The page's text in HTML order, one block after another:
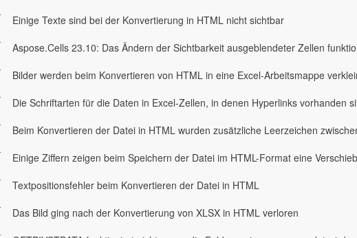
Einige Texte sind bei der Konvertierung in HTML nicht sichtbar
Aspose.Cells 23.10: Das Ändern der Sichtbarkeit ausgeblendeter Zellen
Bilder werden beim Konvertieren von HTML in eine Excel-Arbeitsmappe
Die Schriftarten für die Daten in Excel-Zellen, in denen Hyperlinks vorhanden
Beim Konvertieren der Datei in HTML wurden zusätzliche Leerzeichen
Einige Ziffern zeigen beim Speichern der Datei im HTML-Format eine
Textpositionsfehler beim Konvertieren der Datei in HTML
Das Bild ging nach der Konvertierung von XLSX in HTML verloren